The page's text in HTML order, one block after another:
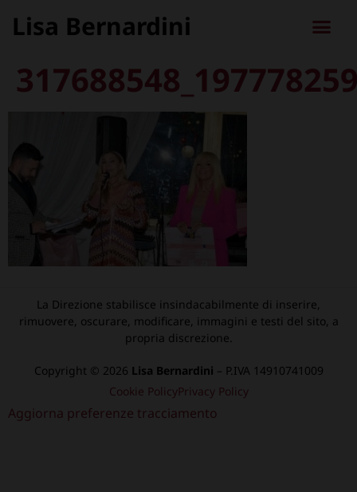
Lisa Bernardini
La Direzione stabilisce insindacabilmente di inserire,
rimuovere, oscurare, modificare, immagini e testi del sito, a
propria discrezione.
Copyright © 2026 Lisa Bernardini – P.IVA 14910741009
Cookie PolicyPrivacy Policy
Aggiorna preferenze tracciamento